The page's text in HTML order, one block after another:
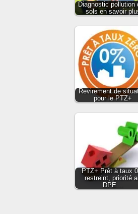
Diagnostic pollution
sols en savoir
Revirement de
pour le PTZ+
PTZ+ Prêt à taux
restreint, priorité
DPE…